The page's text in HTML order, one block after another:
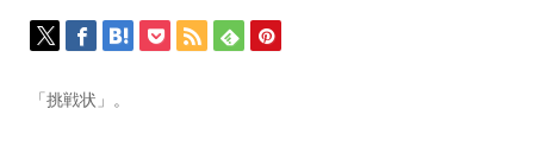
「挑戦状」。